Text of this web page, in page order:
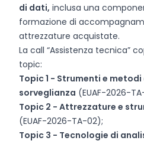
di dati, inclusa una
formazione di
attrezzature acquistate.
La call “Assistenza tecnica”
topic:
Topic 1 - Strumenti e
sorveglianza (EUAF-2026-
Topic 2 - Attrezzature e
(EUAF-2026-TA-02);
Topic 3 - Tecnologie di